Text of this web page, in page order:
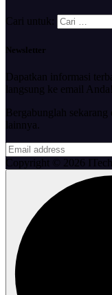
Cari untuk:
Newsletter
Dapatkan informasi
langsung ke email Anda!
Bergabunglah
lainnya.
Copyright © 2026